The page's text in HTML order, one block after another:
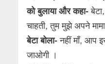
को बुलाया और कहा-
चाहती, तुम मुझे अपने
बेटा बोला- नहीं माँ, आप
जाओगी ।